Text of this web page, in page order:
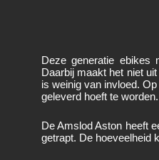
Deze generatie ebikes
Daarbij maakt het niet
is weinig van invloed.
geleverd hoeft te
De Amslod Aston heeft
getrapt. De hoeveelheid